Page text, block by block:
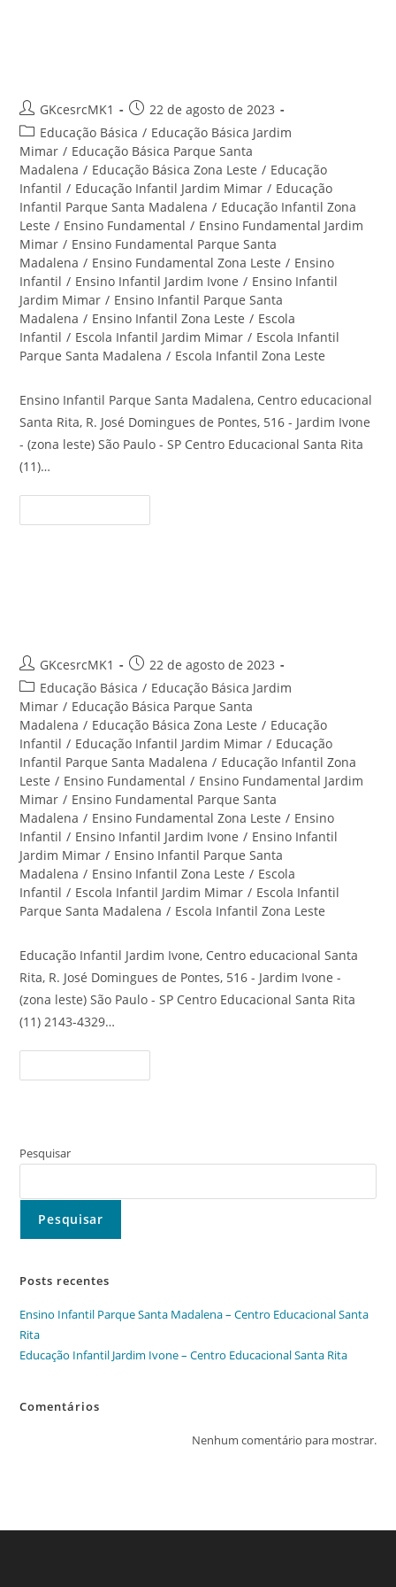
Autor
do
post:
GKcesrcMK1
Post
publicado:
22 de agosto de 2023
Categoria
do
post:
Educação Básica / Educação Básica Jardim
Mimar / Educação Básica Parque Santa
Madalena / Educação Básica Zona Leste / Educação
Infantil / Educação Infantil Jardim Mimar / Educação
Infantil Parque Santa Madalena / Educação Infantil Zona
Leste / Ensino Fundamental / Ensino Fundamental Jardim
Mimar / Ensino Fundamental Parque Santa
Madalena / Ensino Fundamental Zona Leste / Ensino
Infantil / Ensino Infantil Jardim Ivone / Ensino Infantil
Jardim Mimar / Ensino Infantil Parque Santa
Madalena / Ensino Infantil Zona Leste / Escola
Infantil / Escola Infantil Jardim Mimar / Escola Infantil
Parque Santa Madalena / Escola Infantil Zona Leste
Ensino Infantil Parque Santa Madalena, Centro educacional
Santa Rita, R. José Domingues de Pontes, 516 - Jardim Ivone
- (zona leste) São Paulo - SP Centro Educacional Santa Rita
(11)…
Infantil
Autor
do
post:
GKcesrcMK1
Post
publicado:
22 de agosto de 2023
Categoria
do
post:
Educação Básica / Educação Básica Jardim
Mimar / Educação Básica Parque Santa
Madalena / Educação Básica Zona Leste / Educação
Infantil / Educação Infantil Jardim Mimar / Educação
Infantil Parque Santa Madalena / Educação Infantil Zona
Leste / Ensino Fundamental / Ensino Fundamental Jardim
Mimar / Ensino Fundamental Parque Santa
Madalena / Ensino Fundamental Zona Leste / Ensino
Infantil / Ensino Infantil Jardim Ivone / Ensino Infantil
Jardim Mimar / Ensino Infantil Parque Santa
Madalena / Ensino Infantil Zona Leste / Escola
Infantil / Escola Infantil Jardim Mimar / Escola Infantil
Parque Santa Madalena / Escola Infantil Zona Leste
Educação Infantil Jardim Ivone, Centro educacional Santa
Rita, R. José Domingues de Pontes, 516 - Jardim Ivone -
(zona leste) São Paulo - SP Centro Educacional Santa Rita
(11) 2143-4329…
Infantil
Rita
Pesquisar
Pesquisar
Posts recentes
Ensino Infantil Parque Santa Madalena – Centro Educacional Santa
Rita
Educação Infantil Jardim Ivone – Centro Educacional Santa Rita
Comentários
Nenhum comentário para mostrar.